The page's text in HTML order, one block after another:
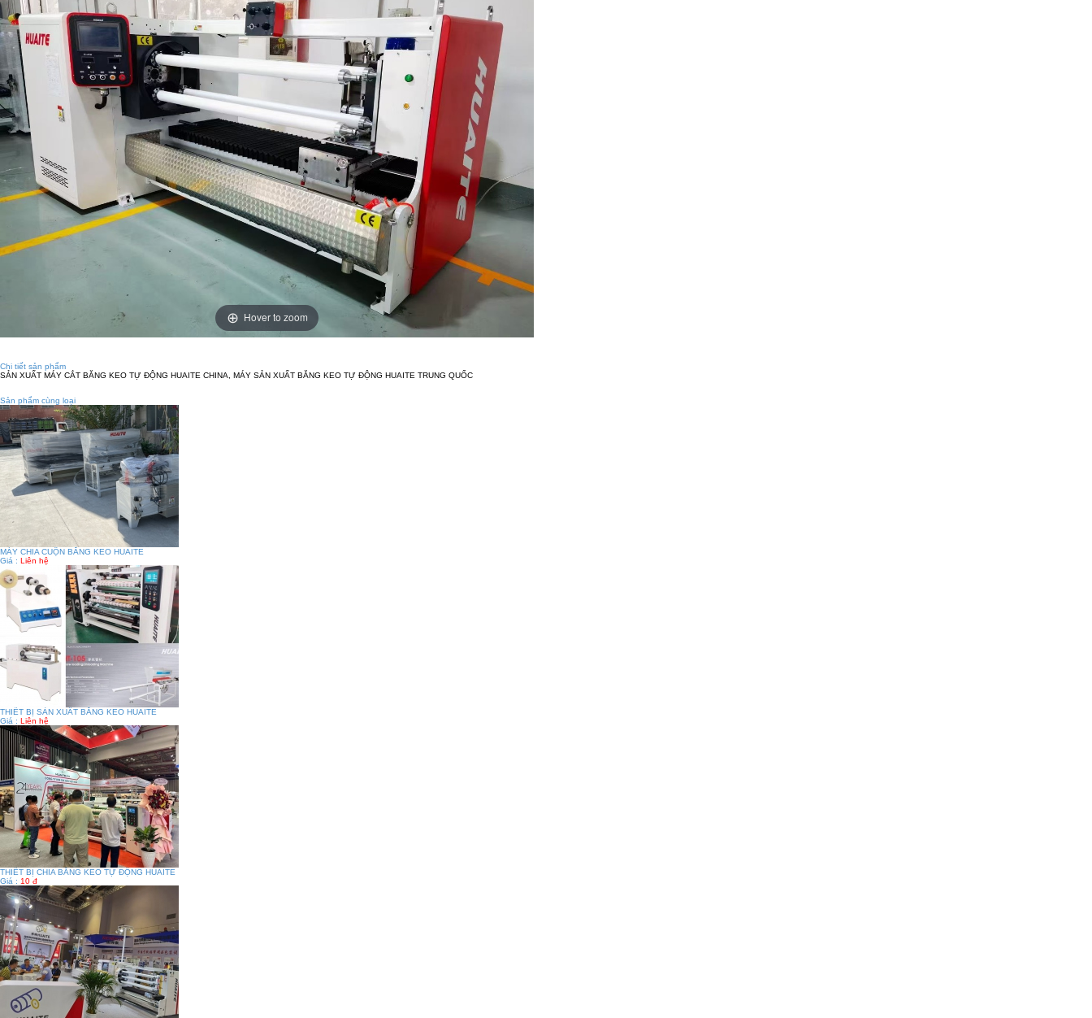
Hover to zoom
Chi tiết sản phẩm
SẢN XUẤT MÁY CẮT BĂNG KEO TỰ ĐỘNG HUAITE CHINA, MÁY SẢN XUẤT BĂNG KEO TỰ ĐỘNG HUAITE TRUNG QUỐC
Sản phẩm cùng loại
MÁY CHIA CUỘN BĂNG KEO HUAITE
Giá : Liên hệ
THIẾT BỊ SẢN XUẤT BĂNG KEO HUAITE
Giá : Liên hệ
THIẾT BỊ CHIA BĂNG KEO TỰ ĐỘNG HUAITE
Giá : 10 đ